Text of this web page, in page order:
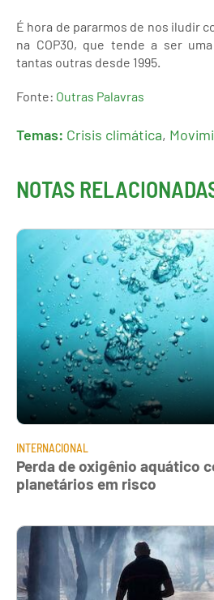
É hora de pararmos de nos iludir
na COP30, que tende a ser
tantas outras desde 1995.
Fonte: Outras Palavras
Temas: Crisis climática,
NOTAS
INTERNACIONAL
Perda de oxigênio aquático
planetários em risco